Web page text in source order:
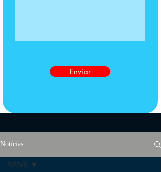
Enviar
Notícias
NEWS